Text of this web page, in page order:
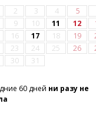
2 3 4 5
9 10 11 12
16 17 18 19
23 24 25 26
30 31
60 дней ни разу не